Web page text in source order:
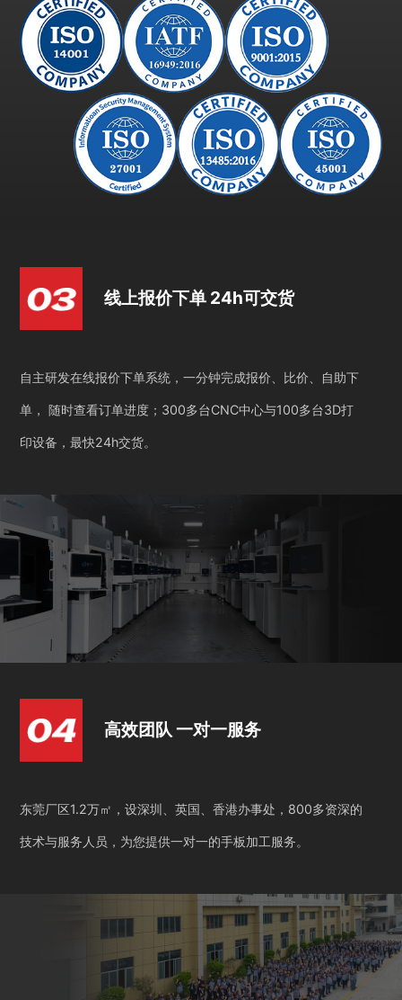
线上报价下单 24h可交货
自主研发在线报价下单系统，一分钟完成报价、比价、自助下
单， 随时查看订单进度；300多台CNC中心与100多台3D打
印设备，最快24h交货。
高效团队 一对一服务
东莞厂区1.2万㎡，设深圳、英国、香港办事处，800多资深的
技术与服务人员，为您提供一对一的手板加工服务。